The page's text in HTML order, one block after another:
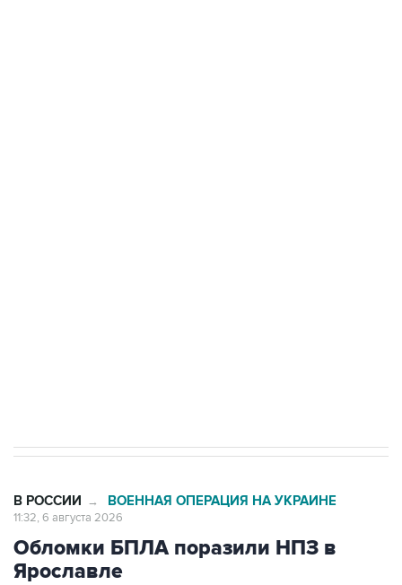
В РОССИИ → ВОЕННАЯ ОПЕРАЦИЯ НА УКРАИНЕ
11:32, 6 августа 2026
Обломки БПЛА поразили НПЗ в
Ярославле